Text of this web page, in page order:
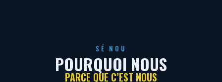
SÉ NOU
POURQUOI NOUS
PARCE QUE C’EST NOUS